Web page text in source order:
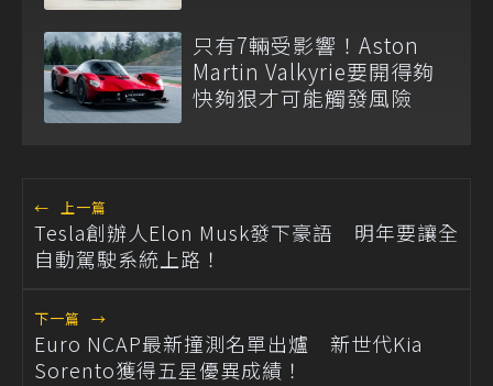
只有7輛受影響！Aston
Martin Valkyrie要開得夠
快夠狠才可能觸發風險
← 上一篇
Tesla創辦人Elon Musk發下豪語 明年要讓全
自動駕駛系統上路！
下一篇 →
Euro NCAP最新撞測名單出爐 新世代Kia
Sorento獲得五星優異成績！